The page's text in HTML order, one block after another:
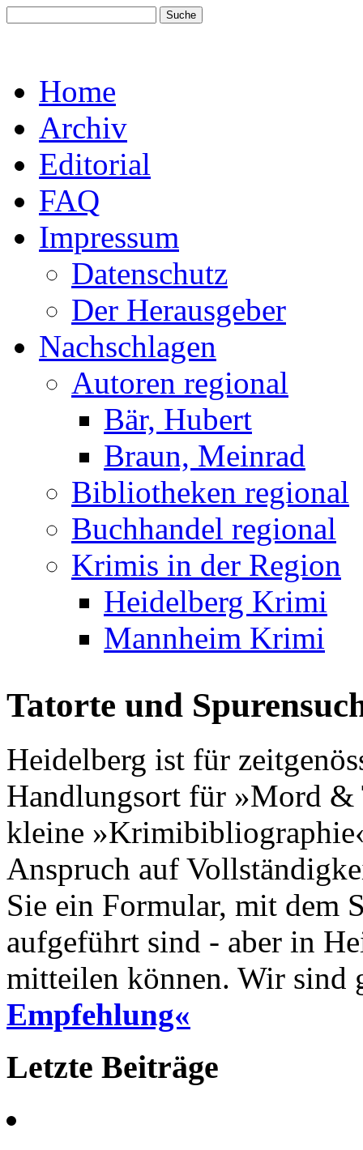
Home
Archiv
Editorial
FAQ
Impressum
Datenschutz
Der Herausgeber
Nachschlagen
Autoren regional
Bär, Hubert
Braun, Meinrad
Bibliotheken regional
Buchhandel regional
Krimis in der Region
Heidelberg Krimi
Mannheim Krimi
Tatorte und
Heidelberg ist für
Handlungsort für »Mord &
kleine
Anspruch auf
Sie ein Formular, mit dem
aufgeführt sind - aber in
mitteilen können. Wir sind
Empfehlung«
Letzte Beiträge